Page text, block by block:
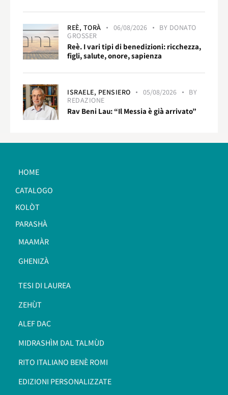
REÈ, TORÀ 06/08/2026 BY DONATO
GROSSER
Reè. I vari tipi di benedizioni: ricchezza,
figli, salute, onore, sapienza
ISRAELE, PENSIERO 05/08/2026
BY
REDAZIONE
Rav Beni Lau: “Il Messia è già arrivato”
HOME
CATALOGO
KOLÒT
PARASHÀ
MAAMÀR
GHENIZÀ
TESI DI LAUREA
ZEHÙT
ALEF DAC
MIDRASHÌM DAL TALMÙD
RITO ITALIANO BENÈ ROMI​
EDIZIONI PERSONALIZZATE